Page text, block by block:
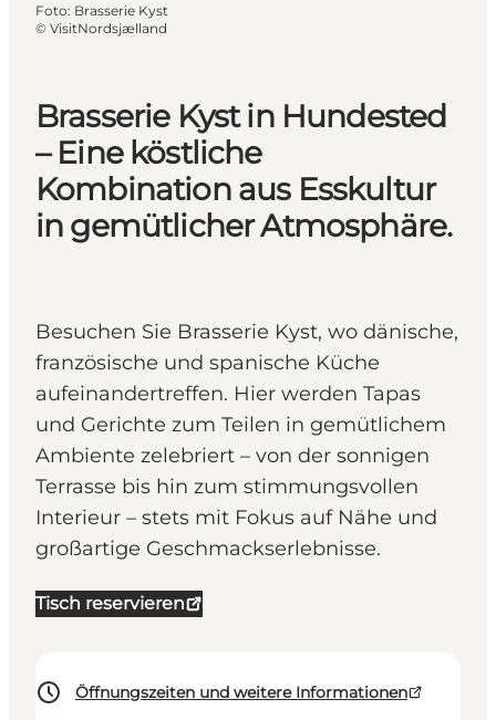
Brasserie Kyst in Hundested
– Eine köstliche
Kombination aus Esskultur
in gemütlicher Atmosphäre.
Besuchen Sie Brasserie Kyst, wo dänische,
französische und spanische Küche
aufeinandertreffen. Hier werden Tapas
und Gerichte zum Teilen in gemütlichem
Ambiente zelebriert – von der sonnigen
Terrasse bis hin zum stimmungsvollen
Interieur – stets mit Fokus auf Nähe und
großartige Geschmackserlebnisse.
Tisch reservieren
Öffnungszeiten und weitere Informationen
Foto: Brasserie Kyst
© VisitNordsjælland